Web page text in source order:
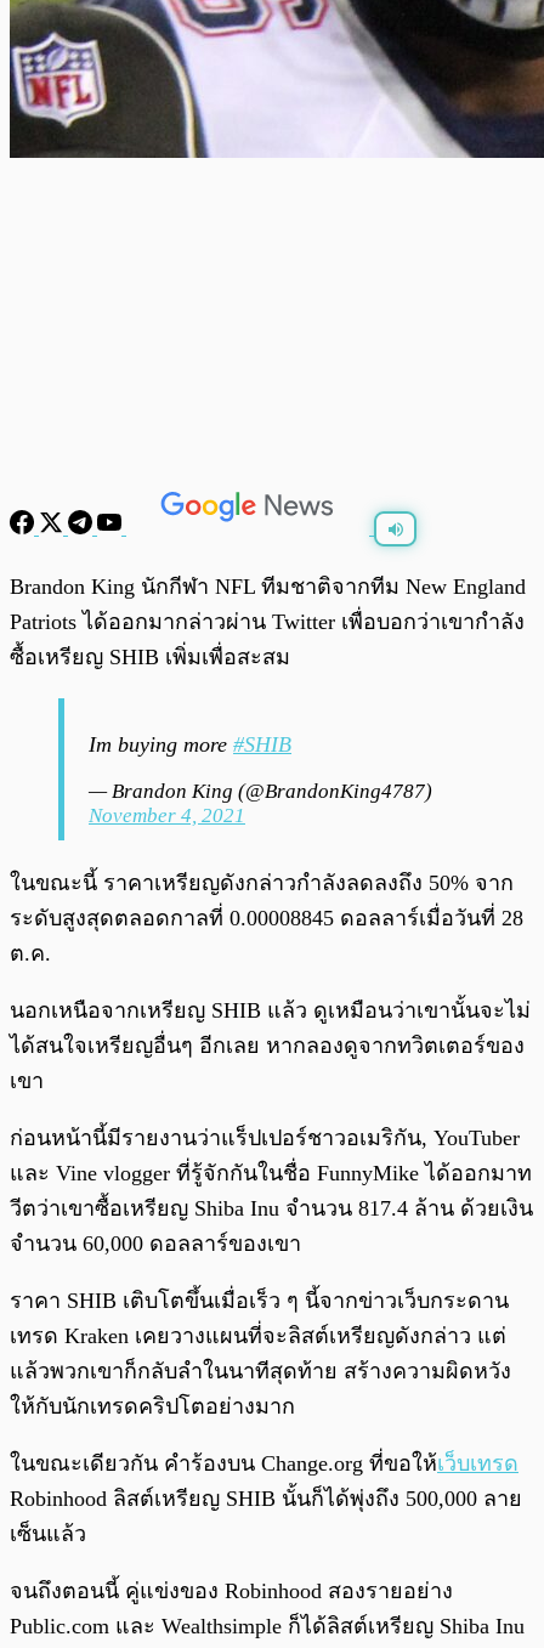
Brandon King นักกีฬา NFL ทีมชาติจากทีม New England
Patriots ได้ออกมากล่าวผ่าน Twitter เพื่อบอกว่าเขากำลัง
ซื้อเหรียญ SHIB เพิ่มเพื่อสะสม
Im buying more #SHIB
— Brandon King (@BrandonKing4787)
November 4, 2021
ในขณะนี้ ราคาเหรียญดังกล่าวกำลังลดลงถึง 50% จาก
ระดับสูงสุดตลอดกาลที่ 0.00008845 ดอลลาร์เมื่อวันที่ 28
ต.ค.
นอกเหนือจากเหรียญ SHIB แล้ว ดูเหมือนว่าเขานั้นจะไม่
ได้สนใจเหรียญอื่นๆ อีกเลย หากลองดูจากทวิตเตอร์ของ
เขา
ก่อนหน้านี้มีรายงานว่าแร็ปเปอร์ชาวอเมริกัน, YouTuber
และ Vine vlogger ที่รู้จักกันในชื่อ FunnyMike ได้ออกมาท
วีตว่าเขาซื้อเหรียญ Shiba Inu จำนวน 817.4 ล้าน ด้วยเงิน
จำนวน 60,000 ดอลลาร์ของเขา
ราคา SHIB เติบโตขึ้นเมื่อเร็ว ๆ นี้จากข่าวเว็บกระดาน
เทรด Kraken เคยวางแผนที่จะลิสต์เหรียญดังกล่าว แต่
แล้วพวกเขาก็กลับลำในนาทีสุดท้าย สร้างความผิดหวัง
ให้กับนักเทรดคริปโตอย่างมาก
ในขณะเดียวกัน คำร้องบน Change.org ที่ขอให้เว็บเทรด
Robinhood ลิสต์เหรียญ SHIB นั้นก็ได้พุ่งถึง 500,000 ลาย
เซ็นแล้ว
จนถึงตอนนี้ คู่แข่งของ Robinhood สองรายอย่าง
Public.com และ Wealthsimple ก็ได้ลิสต์เหรียญ Shiba Inu